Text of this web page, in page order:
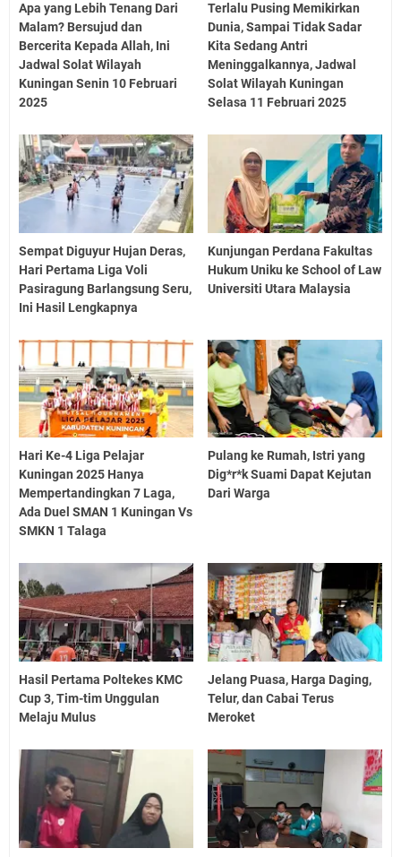
Apa yang Lebih Tenang Dari
Malam? Bersujud dan
Bercerita Kepada Allah, Ini
Jadwal Solat Wilayah
Kuningan Senin 10 Februari
2025
Terlalu Pusing Memikirkan
Dunia, Sampai Tidak Sadar
Kita Sedang Antri
Meninggalkannya, Jadwal
Solat Wilayah Kuningan
Selasa 11 Februari 2025
Sempat Diguyur Hujan Deras,
Hari Pertama Liga Voli
Pasiragung Barlangsung Seru,
Ini Hasil Lengkapnya
Kunjungan Perdana Fakultas
Hukum Uniku ke School of Law
Universiti Utara Malaysia
Hari Ke-4 Liga Pelajar
Kuningan 2025 Hanya
Mempertandingkan 7 Laga,
Ada Duel SMAN 1 Kuningan Vs
SMKN 1 Talaga
Pulang ke Rumah, Istri yang
Dig*r*k Suami Dapat Kejutan
Dari Warga
Hasil Pertama Poltekes KMC
Cup 3, Tim-tim Unggulan
Melaju Mulus
Jelang Puasa, Harga Daging,
Telur, dan Cabai Terus
Meroket